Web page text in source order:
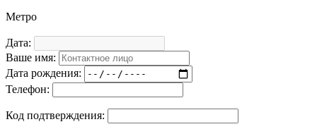
Метро
Дата:
Ваше имя:
Дата рождения:
Телефон:
Код подтверждения: